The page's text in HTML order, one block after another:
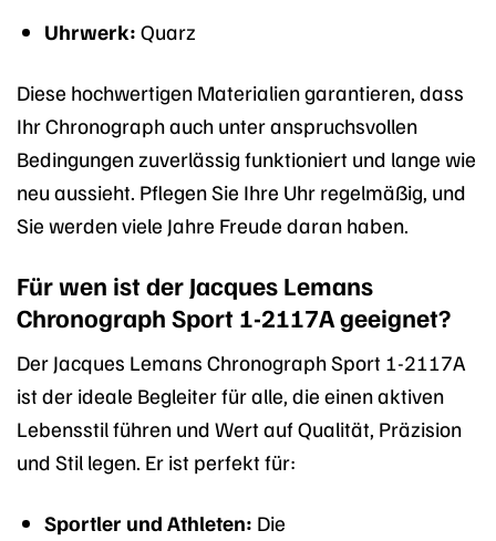
Uhrwerk: Quarz
Diese hochwertigen Materialien garantieren, dass
Ihr Chronograph auch unter anspruchsvollen
Bedingungen zuverlässig funktioniert und lange wie
neu aussieht. Pflegen Sie Ihre Uhr regelmäßig, und
Sie werden viele Jahre Freude daran haben.
Für wen ist der Jacques Lemans
Chronograph Sport 1-2117A geeignet?
Der Jacques Lemans Chronograph Sport 1-2117A
ist der ideale Begleiter für alle, die einen aktiven
Lebensstil führen und Wert auf Qualität, Präzision
und Stil legen. Er ist perfekt für:
Sportler und Athleten: Die